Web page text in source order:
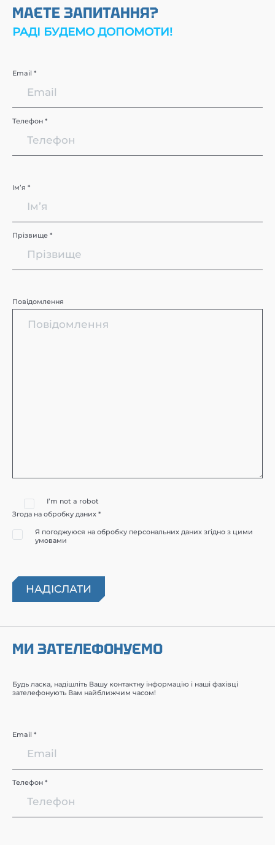
МАЄТЕ ЗАПИТАННЯ?
РАДІ БУДЕМО ДОПОМОТИ!
Email *
Телефон *
Імʼя *
Прізвище *
Повідомлення
I’m not a robot
Згода на обробку даних *
Я погоджуюся на обробку персональних даних згідно з цими
умовами
МИ ЗАТЕЛЕФОНУЄМО
Будь ласка, надішліть Вашу контактну інформацію і наші фахівці
зателефонують Вам найближчим часом!
Email *
Телефон *